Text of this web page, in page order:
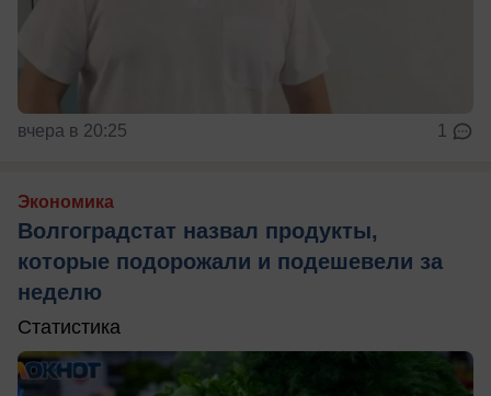
вчера в 20:25 1
Экономика
Волгоградстат назвал продукты,
которые подорожали и подешевели за
неделю
Статистика